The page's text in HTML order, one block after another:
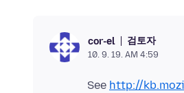
cor-el 검토자
10. 9. 19. AM 4:59
See http://